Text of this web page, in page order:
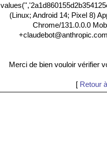
(Linux; Android 14; Pixel 8)
Chrome/131.0.0.0
Merci de bien vouloir vérifier
[ Retour